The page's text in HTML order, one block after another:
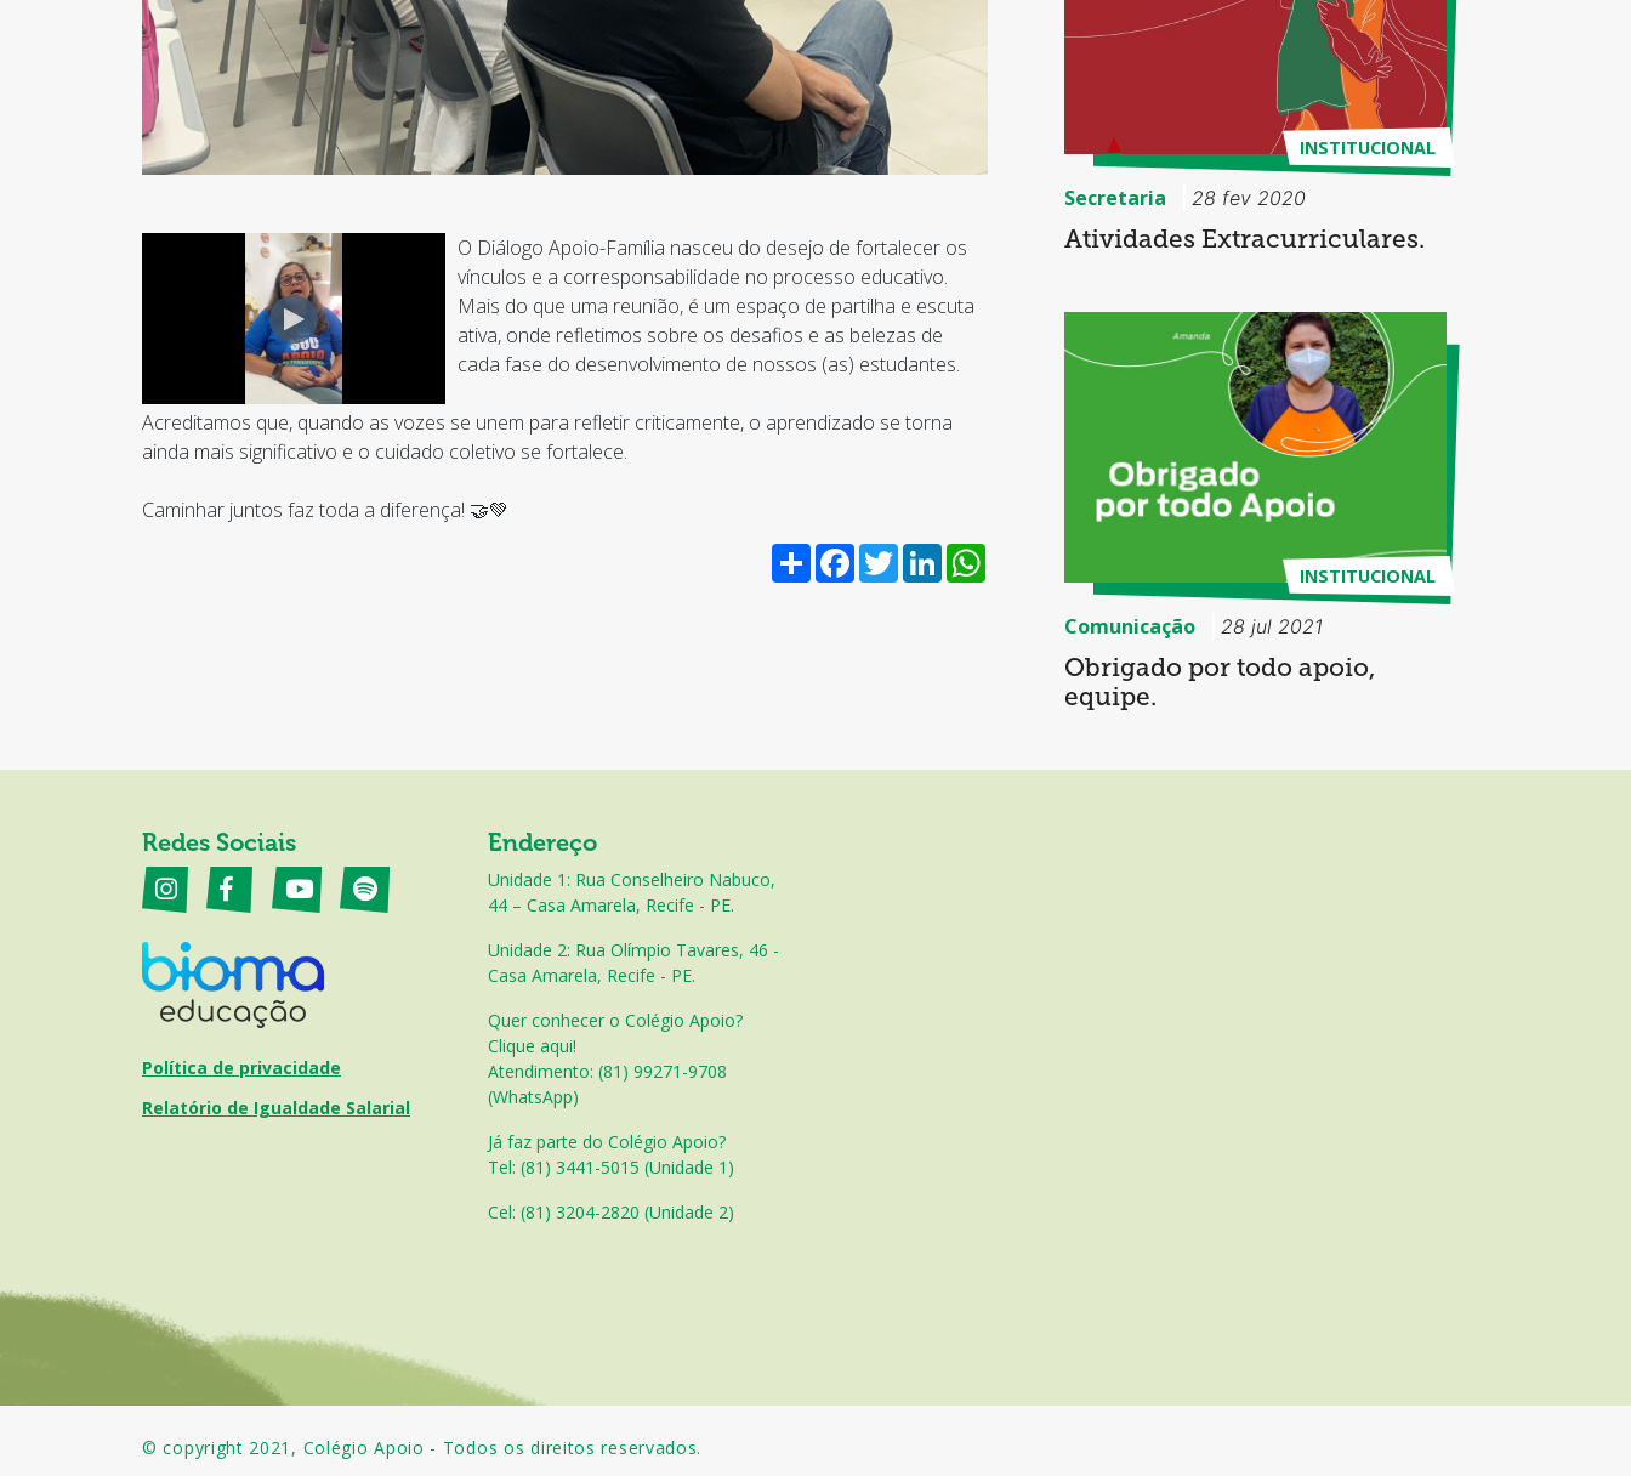
O Diálogo Apoio-Família nasceu do desejo de fortalecer os
vínculos e a corresponsabilidade no processo educativo.
Mais do que uma reunião, é um espaço de partilha e escuta
ativa, onde refletimos sobre os desafios e as belezas de
cada fase do desenvolvimento de nossos (as) estudantes.
Acreditamos que, quando as vozes se unem para refletir criticamente, o aprendizado se torna
ainda mais significativo e o cuidado coletivo se fortalece.
Caminhar juntos faz toda a diferença! 🤝💚
ShareFacebook
TwitterLinkedIn
INSTITUCIONAL
Secretaria 28 fev 2020
Atividades Extracurriculares.
INSTITUCIONAL
Comunicação 28 jul 2021
Obrigado por todo apoio,
equipe.
Redes Sociais
Política de privacidade
Relatório de Igualdade Salarial
Endereço
Unidade 1: Rua Conselheiro Nabuco,
44 – Casa Amarela, Recife - PE.
Unidade 2: Rua Olímpio Tavares, 46 -
Casa Amarela, Recife - PE.
Quer conhecer o Colégio Apoio?
Clique aqui!
Atendimento: (81) 99271-9708
(WhatsApp)
Já faz parte do Colégio Apoio?
Tel: (81) 3441-5015 (Unidade 1)
Cel: (81) 3204-2820 (Unidade 2)
© copyright 2021, Colégio Apoio - Todos os direitos reservados.